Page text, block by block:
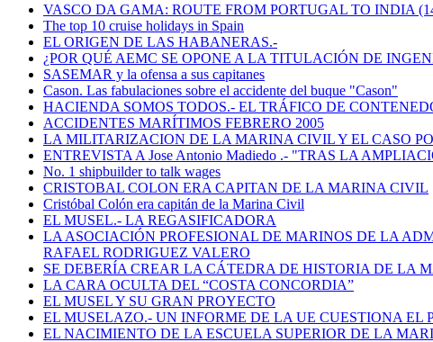
VASCO DA GAMA: ROUTE FROM PORTUGAL TO INDIA
The top 10 cruise holidays in Spain
EL ORIGEN DE LAS HABANERAS.-
¿POR QUÉ AEMC SE OPONE A LA TITULACIÓN DE
SASEMAR y la ofensa a sus capitanes
Cason. Las fabulaciones sobre el accidente del buque "Cason"
HACIENDA SOMOS TODOS.- EL TRÁFICO DE
ACCIDENTES MARÍTIMOS FEBRERO 2005
LA MILITARIZACION DE LA MARINA CIVIL Y EL CASO
ENTREVISTA A Jose Antonio Madiedo .- "TRAS LA
No. 1 shipbuilder to talk wages
CRISTOBAL COLON ERA CAPITAN DE LA MARINA CIVIL
Cristóbal Colón era capitán de la Marina Civil
EL MUSEL.- LA REGASIFICADORA
LA ASOCIACIÓN PROFESIONAL DE MARINOS DE LA
RAFAEL RODRIGUEZ VALERO
SE DEBERÍA CREAR LA CÁTEDRA DE HISTORIA DE LA
LA CARA OCULTA DEL “COSTA CONCORDIA”
EL MUSEL Y SU GRAN PROYECTO
EL MUSELAZO.- UN INFORME DE LA UE CUESTIONA EL
EL NACIMIENTO DE LA ESCUELA SUPERIOR DE LA